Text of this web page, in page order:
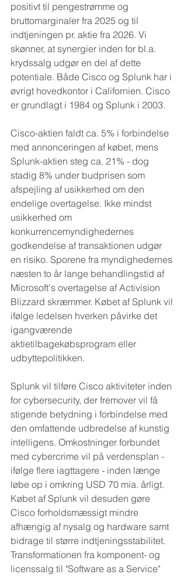
positivt til pengestrømme og
bruttomarginaler fra 2025 og til
indtjeningen pr. aktie fra 2026. Vi
skønner, at synergier inden for bl.a.
krydssalg udgør en del af dette
potentiale. Både Cisco og Splunk har i
øvrigt hovedkontor i Californien. Cisco
er grundlagt i 1984 og Splunk i 2003.
Cisco-aktien faldt ca. 5% i forbindelse
med annonceringen af købet, mens
Splunk-aktien steg ca. 21% - dog
stadig 8% under budprisen som
afspejling af usikkerhed om den
endelige overtagelse. Ikke mindst
usikkerhed om
konkurrencemyndighedernes
godkendelse af transaktionen udgør
en risiko. Sporene fra myndighedernes
næsten to år lange behandlingstid af
Microsoft's overtagelse af Activision
Blizzard skræmmer. Købet af Splunk vil
ifølge ledelsen hverken påvirke det
igangværende
aktietilbagekøbsprogram eller
udbyttepolitikken.
Splunk vil tilføre Cisco aktiviteter inden
for cybersecurity, der fremover vil få
stigende betydning i forbindelse med
den omfattende udbredelse af kunstig
intelligens. Omkostninger forbundet
med cybercrime vil på verdensplan -
ifølge flere iagttagere - inden længe
løbe op i omkring USD 70 mia. årligt.
Købet af Splunk vil desuden gøre
Cisco forholdsmæssigt mindre
afhængig af nysalg og hardware samt
bidrage til større indtjeningsstabilitet.
Transformationen fra komponent- og
licenssalg til "Software as a Service"